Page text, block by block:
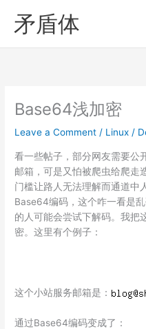
content
矛盾体
Base64浅加密
Leave a Comment / Linux /
看一些帖子，部分网友需要公
邮箱，可是又怕被爬虫给爬走
门槛让路人无法理解而通道中
Base64编码，这个咋一看是
的人可能会尝试下解码。我把
密。这里有个例子：
这个小站服务邮箱是：
通过Base64编码变成了：